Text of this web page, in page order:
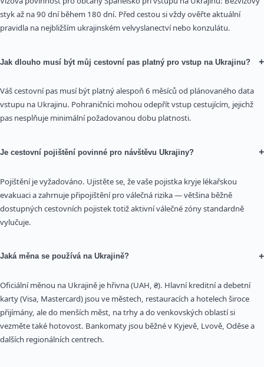
styk až na 90 dní během 180 dní. Před cestou si vždy ověřte aktuální
pravidla na nejbližším ukrajinském velvyslanectví nebo konzulátu.
Jak dlouho musí být můj cestovní pas platný pro vstup na Ukrajinu? +
Váš cestovní pas musí být platný alespoň 6 měsíců od plánovaného data
vstupu na Ukrajinu. Pohraničníci mohou odepřít vstup cestujícím, jejichž
pas nesplňuje minimální požadovanou dobu platnosti.
Je cestovní pojištění povinné pro návštěvu Ukrajiny? +
Pojištění je vyžadováno. Ujistěte se, že vaše pojistka kryje lékařskou
evakuaci a zahrnuje připojištění pro válečná rizika — většina běžně
dostupných cestovních pojistek totiž aktivní válečné zóny standardně
vylučuje.
Jaká měna se používá na Ukrajině? +
Oficiální měnou na Ukrajině je hřivna (UAH, ₴). Hlavní kreditní a debetní
karty (Visa, Mastercard) jsou ve městech, restauracích a hotelech široce
přijímány, ale do menších měst, na trhy a do venkovských oblastí si
vezměte také hotovost. Bankomaty jsou běžné v Kyjevě, Lvově, Oděse a
dalších regionálních centrech.